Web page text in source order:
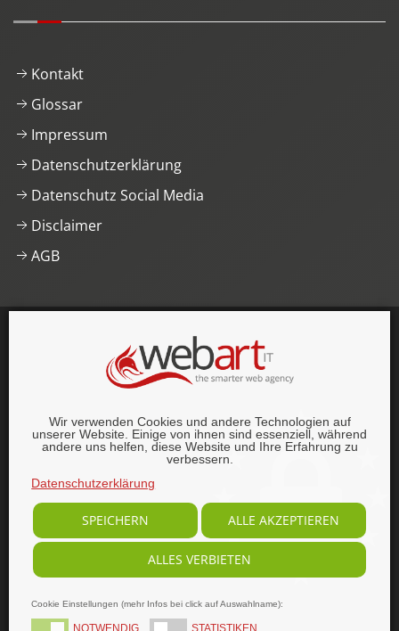
Wir verwenden Cookies und andere Technologien auf
unserer Website. Einige von ihnen sind essenziell, während
andere uns helfen, diese Website und Ihre Erfahrung zu
verbessern.
Datenschutzerklärung
SPEICHERN ALLE AKZEPTIEREN
ALLES VERBIETEN
Cookie Einstellungen (mehr Infos bei click auf Auswahlname):
NOTWENDIG STATISTIKEN
Kontakt
Glossar
Impressum
Datenschutzerklärung
Datenschutz Social Media
Disclaimer
AGB
This website was proudly built with , lots of
CSS3.
Alle Rechte vorbehalten.